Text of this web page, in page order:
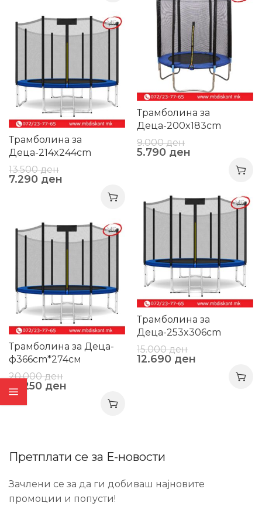
Трамболина за
Деца-200x183cm
9.000ден
5.790 ден
-46%
Трамболина за
Деца-214x244cm
13.500ден
7.290 ден
-15%
Трамболина за
Деца-253x306cm
15.000ден
12.690 ден
-19%
Трамболина за Деца-
ф366cm*274см
20.000ден
16.250 ден
Претплати се за Е-новости
Зачлени се за да ги добиваш најновите
промоции и попусти!